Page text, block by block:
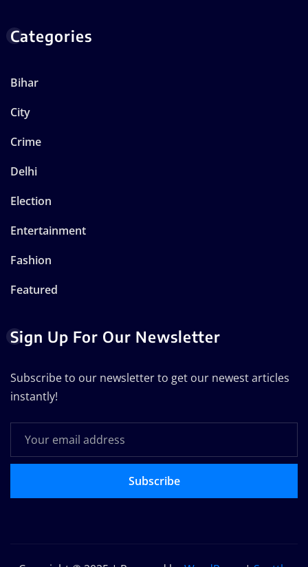
Categories
Bihar
City
Crime
Delhi
Election
Entertainment
Fashion
Featured
Sign Up For Our Newsletter
Subscribe to our newsletter to get our newest articles
instantly!
Subscribe